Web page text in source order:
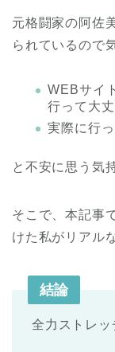
元格闘家の阿佐
られているので
WEBサイ
行って大丈
実際に行
と不安に思う気
そこで、本記事
けた私がリアル
結論
全力ストレッ